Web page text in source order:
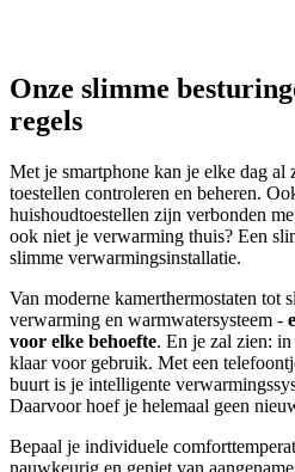
Onze slimme
regels
Met je smartphone kan je elke dag al
toestellen controleren en beheren.
huishoudtoestellen zijn verbonden
ook niet je verwarming thuis? Een
slimme verwarmingsinstallatie.
Van moderne kamerthermostaten tot
verwarming en warmwatersysteem -
voor elke behoefte. En je zal zien:
klaar voor gebruik. Met een
buurt is je intelligente
Daarvoor hoef je helemaal geen
Bepaal je individuele